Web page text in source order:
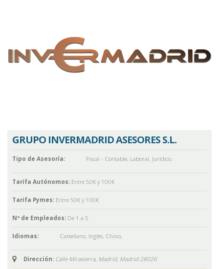
GRUPO INVERMADRID ASESORES S.L.
Tipo de Asesoría: Fiscal - Contable, Laboral, Jurídico,
Tarifa Autónomos: Entre 50€ y 100€
Tarifa Pymes: Entre 50€ y 100€
Nº de Empleados: De 1 a 5
Idiomas: Castellano, Inglés, Chino,
Dirección: Calle Mirasierra, Madrid, Madrid 28026